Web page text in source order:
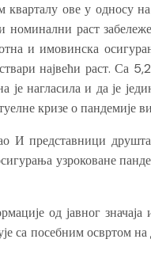
кварталу ове у
раст
и имовинска
највећи раст. Са
нагласила и да је
кризе о пандемије
И представници
узроковане
од јавног
са посебним освртом